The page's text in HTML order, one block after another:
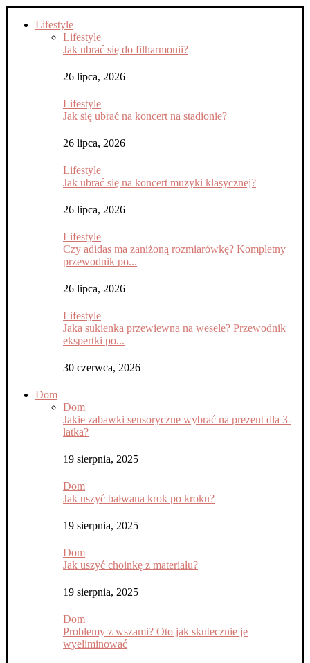
Lifestyle
Lifestyle
Jak ubrać się do filharmonii?
26 lipca, 2026
Lifestyle
Jak się ubrać na koncert na stadionie?
26 lipca, 2026
Lifestyle
Jak ubrać się na koncert muzyki klasycznej?
26 lipca, 2026
Lifestyle
Czy adidas ma zaniżoną rozmiarówkę? Kompletny
przewodnik po...
26 lipca, 2026
Lifestyle
Jaka sukienka przewiewna na wesele? Przewodnik
ekspertki po...
30 czerwca, 2026
Dom
Dom
Jakie zabawki sensoryczne wybrać na prezent dla 3-
latka?
19 sierpnia, 2025
Dom
Jak uszyć bałwana krok po kroku?
19 sierpnia, 2025
Dom
Jak uszyć choinkę z materiału?
19 sierpnia, 2025
Dom
Problemy z wszami? Oto jak skutecznie je
wyeliminować